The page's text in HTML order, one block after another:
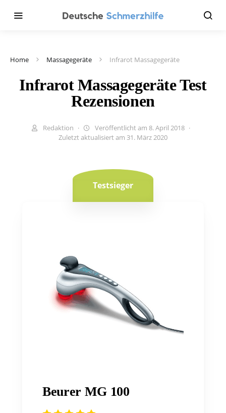
Home Massagegeräte Infrarot Massagegeräte
Infrarot Massagegeräte Test
Rezensionen
Redaktion
Veröffentlicht am 8. April 2018
Zuletzt aktualisiert am 31. März 2020
Testsieger
Beurer MG 100